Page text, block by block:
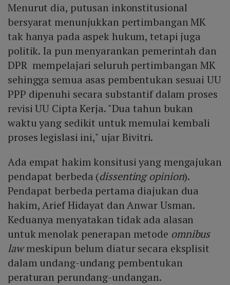
Menurut dia, putusan inkonstitusional
bersyarat menunjukkan pertimbangan MK
tak hanya pada aspek hukum, tetapi juga
politik. Ia pun menyarankan pemerintah dan
DPR mempelajari seluruh pertimbangan MK
sehingga semua asas pembentukan sesuai UU
PPP dipenuhi secara substantif dalam proses
revisi UU Cipta Kerja. "Dua tahun bukan
waktu yang sedikit untuk memulai kembali
proses legislasi ini," ujar Bivitri.
Ada empat hakim konsitusi yang mengajukan
pendapat berbeda (dissenting opinion).
Pendapat berbeda pertama diajukan dua
hakim, Arief Hidayat dan Anwar Usman.
Keduanya menyatakan tidak ada alasan
untuk menolak penerapan metode omnibus
lawmeskipun belum diatur secara eksplisit
dalam undang-undang pembentukan
peraturan perundang-undangan.